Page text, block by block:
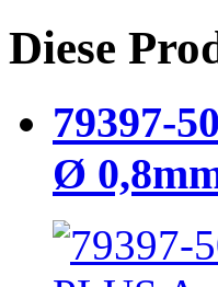
Diese
79397-
Ø